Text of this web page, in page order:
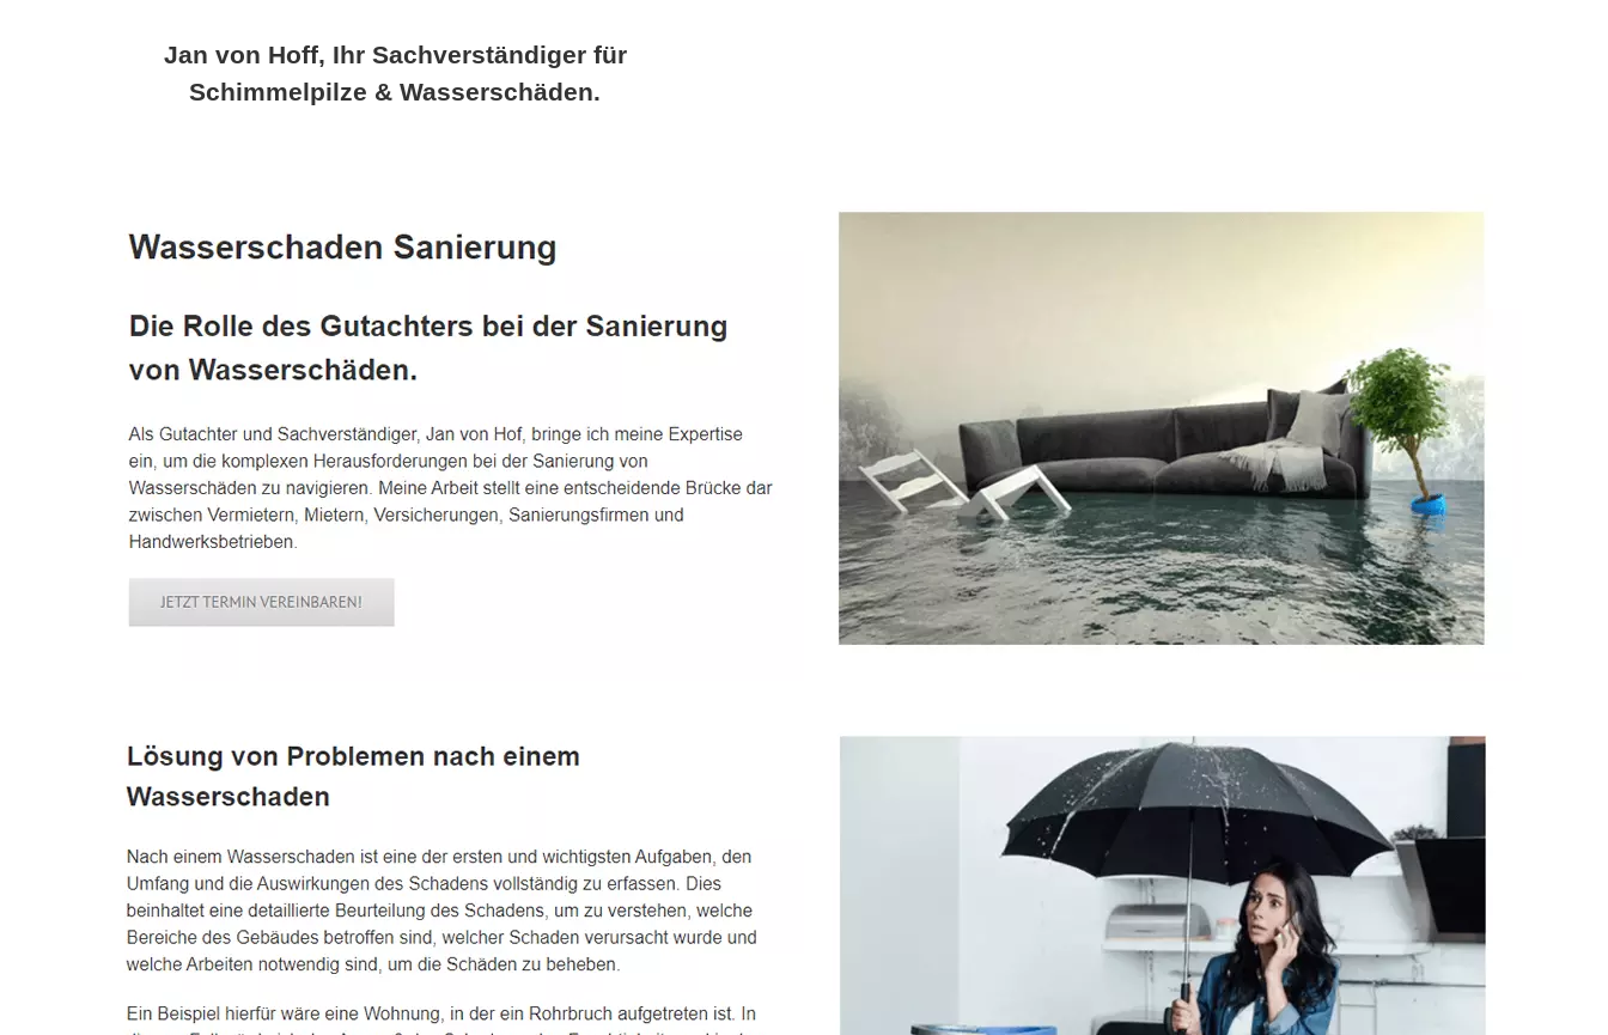
Jan von Hoff, Ihr Sachverständiger für
Schimmelpilze & Wasserschäden.